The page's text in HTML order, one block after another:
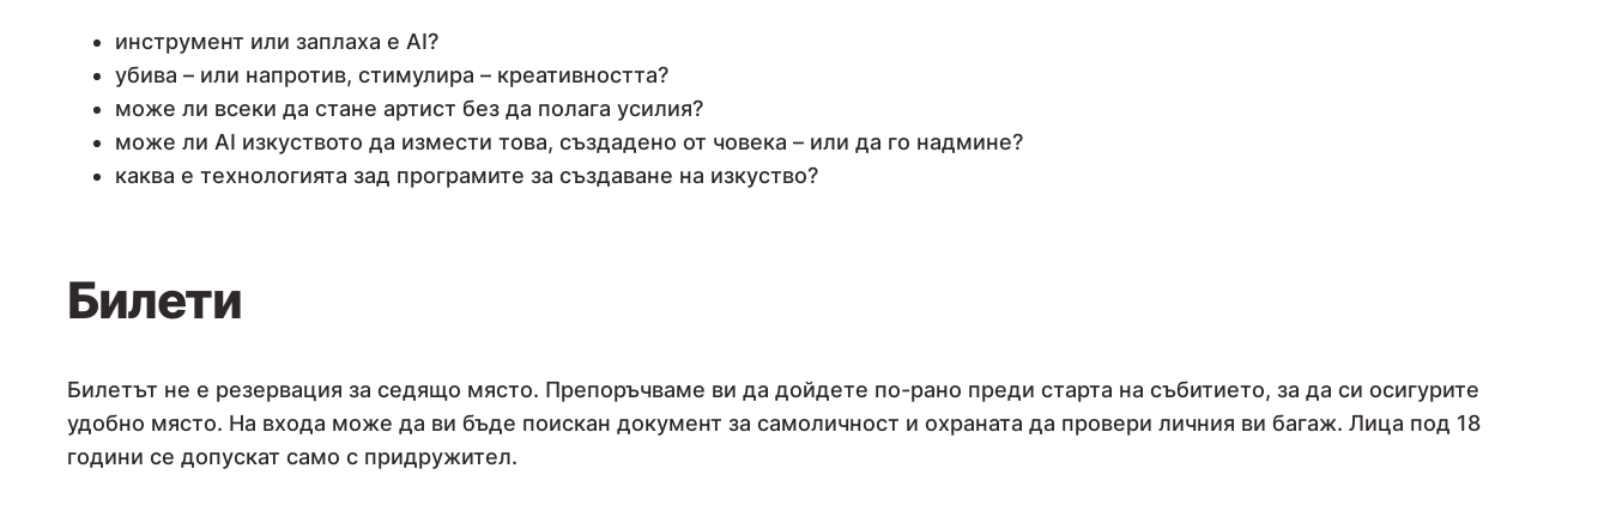
инструмент или заплаха е AI?
убива – или напротив, стимулира – креативността?
може ли всеки да стане артист без да полага усилия?
може ли AI изкуството да измести това, създадено от човека – или да го надмине?
каква е технологията зад програмите за създаване на изкуство?
Билети
Билетът не е резервация за седящо място. Препоръчваме ви да дойдете по-рано преди старта на събитието, за да си осигурите
удобно място. На входа може да ви бъде поискан документ за самоличност и охраната да провери личния ви багаж. Лица под 18
години се допускат само с придружител.